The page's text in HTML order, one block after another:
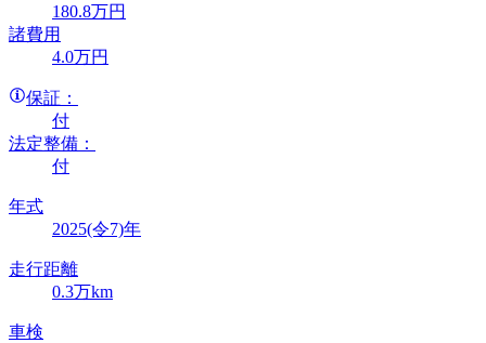
180.8万円
諸費用
4.0万円
保証：
付
法定整備：
付
年式
2025(令7)年
走行距離
0.3万km
車検